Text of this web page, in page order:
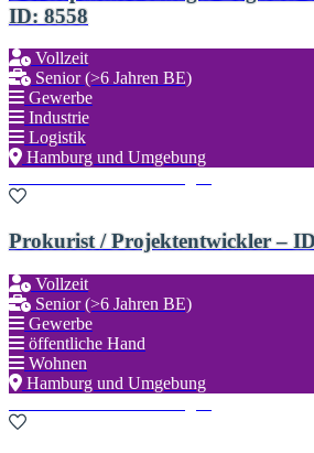
ID: 8558
Vollzeit
Senior (>6 Jahren BE)
Gewerbe
Industrie
Logistik
Hamburg und Umgebung
Prokurist / Projektentwickler –
Vollzeit
Senior (>6 Jahren BE)
Gewerbe
öffentliche Hand
Wohnen
Hamburg und Umgebung